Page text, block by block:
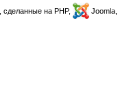
, сделанные на PHP, Joomla,